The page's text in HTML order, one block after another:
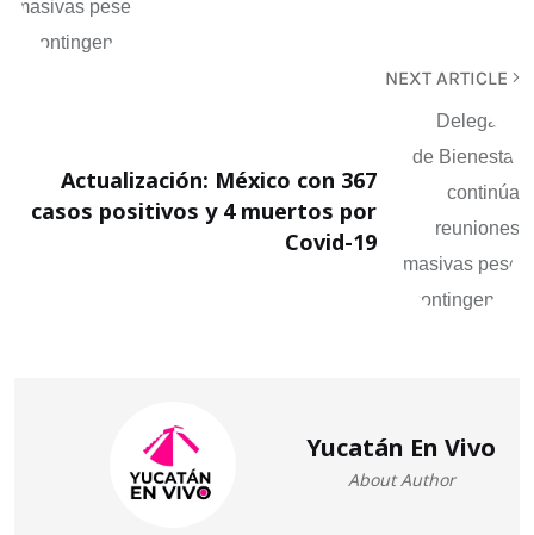
NEXT ARTICLE
Actualización: México con 367
casos positivos y 4 muertos por
Covid-19
Yucatán En Vivo
About Author